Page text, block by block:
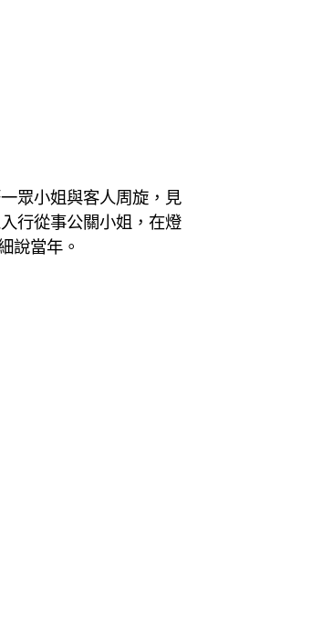
眾小姐與客人周旋，見
行從事公關小姐，在燈
說當年。